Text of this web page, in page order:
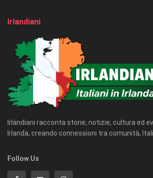
Irlandiani
Irlandiani racconta storie, notizie, cultura ed
Irlanda, creando connessioni tra comunità,
Follow Us